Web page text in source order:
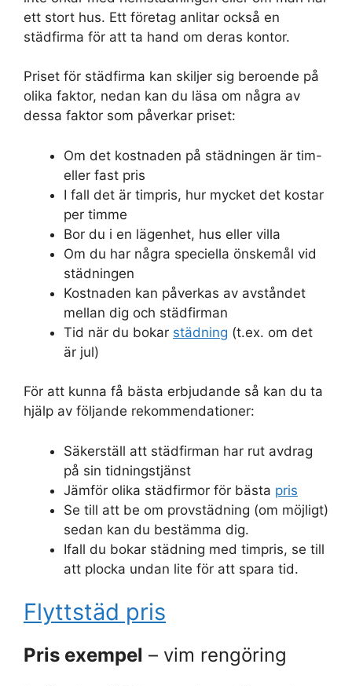
ett stort hus. Ett företag anlitar också en
städfirma för att ta hand om deras kontor.
Priset för städfirma kan skiljer sig beroende på
olika faktor, nedan kan du läsa om några av
dessa faktor som påverkar priset:
Om det kostnaden på städningen är tim-
eller fast pris
I fall det är timpris, hur mycket det kostar
per timme
Bor du i en lägenhet, hus eller villa
Om du har några speciella önskemål vid
städningen
Kostnaden kan påverkas av avståndet
mellan dig och städfirman
Tid när du bokar städning (t.ex. om det
är jul)
För att kunna få bästa erbjudande så kan du ta
hjälp av följande rekommendationer:
Säkerställ att städfirman har rut avdrag
på sin tidningstjänst
Jämför olika städfirmor för bästa pris
Se till att be om provstädning (om möjligt)
sedan kan du bestämma dig.
Ifall du bokar städning med timpris, se till
att plocka undan lite för att spara tid.
Flyttstäd pris
Pris exempel – vim rengöring